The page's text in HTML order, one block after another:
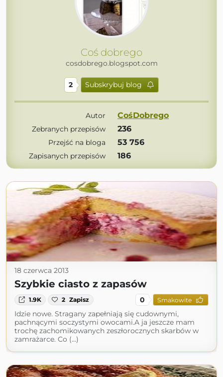
Coś dobrego
cosdobrego.blogspot.com
2 Subskrybuj blog
Autor CośDobrego
Zebranych przepisów 236
Przejść na bloga 53 756
Zapisanych przepisów 186
18 czerwca 2013
Szybkie ciasto z zapasów
1.9K 2 Zapisz 0 Smakowite
Idzie nowe. Stragany zapełniają się cudownymi,
pachnącymi soczystymi owocami.A ja jeszcze mam
trochę zachomikowanych zeszłorocznych skarbów w
zamrażarce. Co (...)